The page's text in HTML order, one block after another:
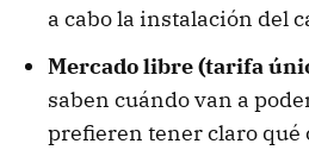
a cabo la instalación del
Mercado libre (tarifa
saben cuándo van a
prefieren tener claro qué